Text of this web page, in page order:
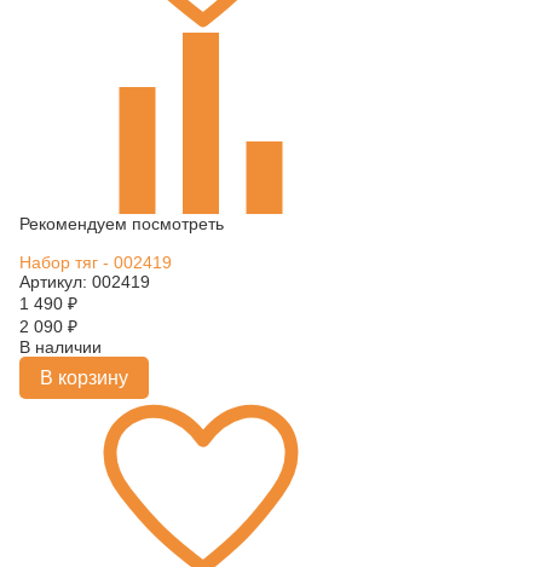
Рекомендуем посмотреть
Набор тяг - 002419
Артикул: 002419
1 490 ₽
2 090 ₽
В наличии
В корзину